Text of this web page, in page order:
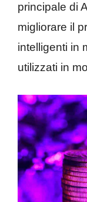
principale di
migliorare il
intelligenti in
utilizzati in